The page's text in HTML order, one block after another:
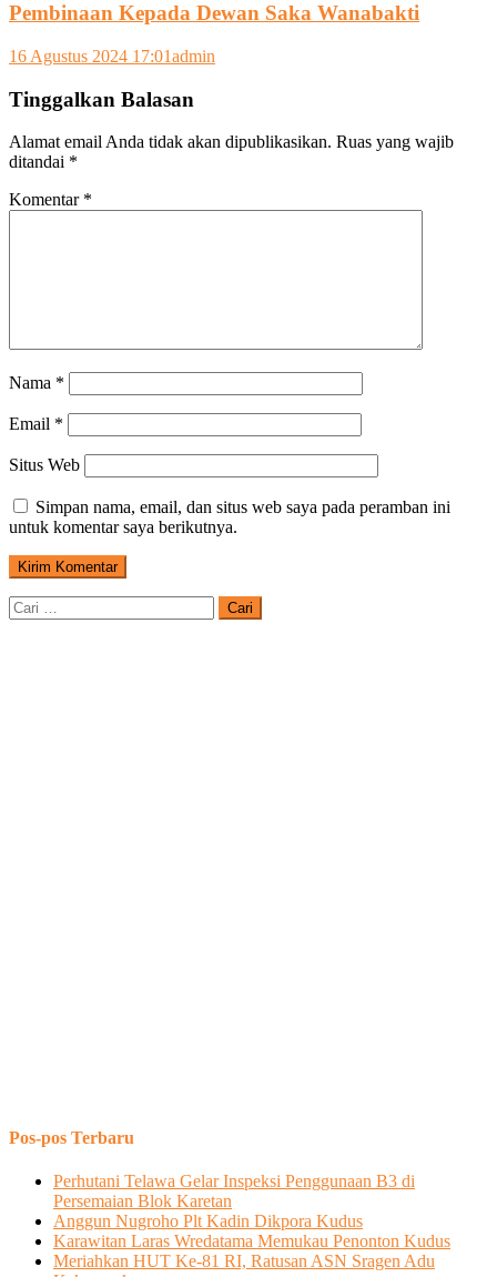
Pembinaan Kepada Dewan Saka Wanabakti
16 Agustus 2024 17:01admin
Tinggalkan Balasan
Alamat email Anda tidak akan dipublikasikan. Ruas yang wajib
ditandai *
Komentar *
Nama *
Email *
Situs Web
Simpan nama, email, dan situs web saya pada peramban ini
untuk komentar saya berikutnya.
Cari
untuk:
Pos-pos Terbaru
Perhutani Telawa Gelar Inspeksi Penggunaan B3 di
Persemaian Blok Karetan
Anggun Nugroho Plt Kadin Dikpora Kudus
Karawitan Laras Wredatama Memukau Penonton Kudus
Meriahkan HUT Ke-81 RI, Ratusan ASN Sragen Adu